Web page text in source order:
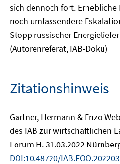
sich dennoch fort. Erhebliche
noch umfassendere
Stopp russischer
(Autorenreferat, IAB-Doku)
Zitationshinweis
Gartner, Hermann & Enzo
des IAB zur wirtschaftlichen
Forum H. 31.03.2022
DOI:10.48720/